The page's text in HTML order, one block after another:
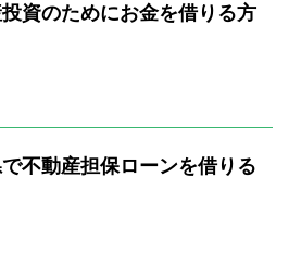
資のためにお金を借りる方
不動産担保ローンを借りる